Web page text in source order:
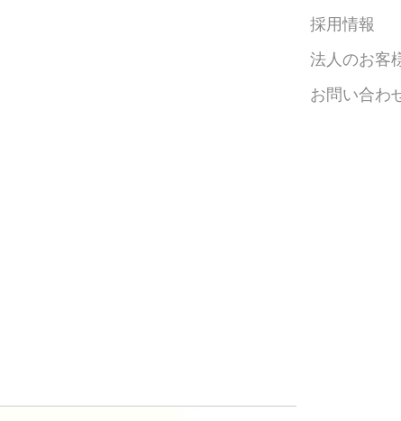
採用情報
法人のお客
お問い合わ